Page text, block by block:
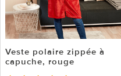
Veste polaire zippée à
capuche, rouge